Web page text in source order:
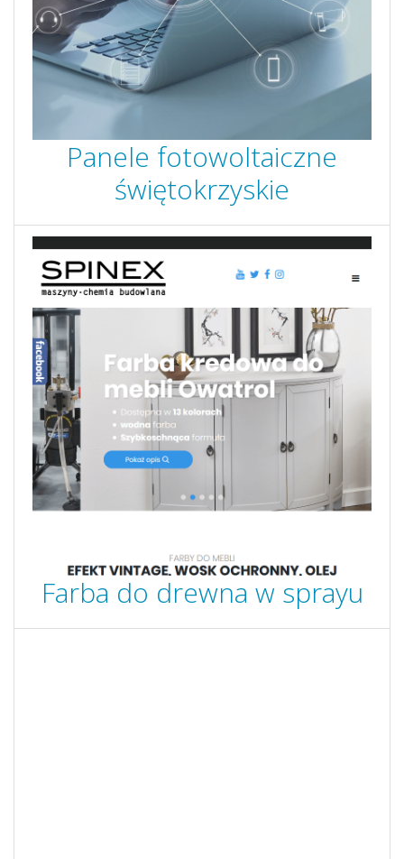
Panele fotowoltaiczne
świętokrzyskie
Farba do drewna w sprayu